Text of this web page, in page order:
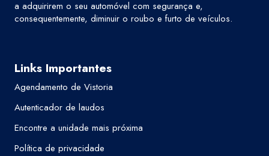
a adquirirem o seu automóvel com segurança e,
consequentemente, diminuir o roubo e furto de veículos.
Links Importantes
Agendamento de Vistoria
Autenticador de laudos
Encontre a unidade mais próxima
Política de privacidade